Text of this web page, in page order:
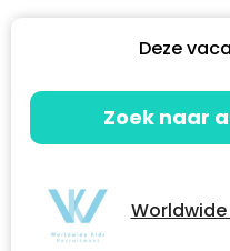
Deze
Zoek naar
Worldwide